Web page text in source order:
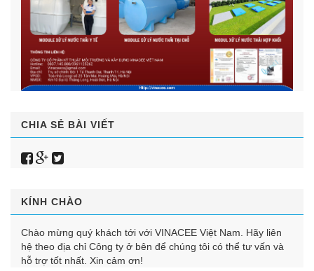
CHIA SẺ BÀI VIẾT
KÍNH CHÀO
Chào mừng quý khách tới với VINACEE Việt Nam. Hãy liên
hệ theo địa chỉ Công ty ở bên để chúng tôi có thể tư vấn và
hỗ trợ tốt nhất. Xin cảm ơn!